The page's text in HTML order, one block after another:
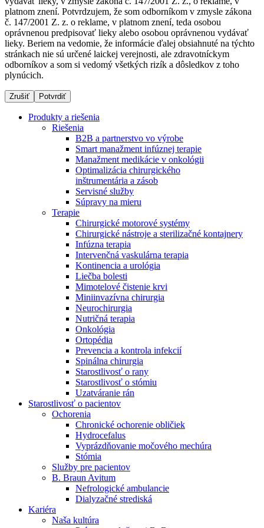
Produktový katalóg​
Objavte naše produkty. ​Navštívte produktový katalóg B.
Braun​ s našim kompletným produktovým portfóliom.​
Dialyzačné strediská
B. Braun Avitum poskytuje kvalitnú dialyzačnú starostlivosť
vo všetkých svojich strediskách na Slovensku. Viac
Nefrologické ambulancie
V nefrologických ambulanciách prevádzkujeme poradenstvo
a prípravu pacientov k jednotlivým metódam náhrady funkcie
obličiek. Zvoľte si mesto, ktoré potrebujete a navštívte nás.
Zostaňte v dialógu s B. Braun. Kontaktujte nás.
platnom znení. Potvrdzujem, že som odborníkom v zmysle zákona
č. 147/2001 Z. z. o reklame, v platnom znení, teda osobou
oprávnenou predpisovať lieky alebo osobou oprávnenou vydávať
lieky. Beriem na vedomie, že informácie ďalej obsiahnuté na týchto
stránkach nie sú určené laickej verejnosti, ale zdravotníckym
odborníkov a som si vedomý všetkých rizík a dôsledkov z toho
plynúcich.
Zrušiť Potvrdiť
Produkty a riešenia
Riešenia
B2B a partnerstvo vo výrobe
Smart manažment infúznej terapie
Manažment medikácie v onkológii
Optimalizácia chirurgického
inštrumentária a zásob
Servisné služby
Súpravy na mieru
Terapie
Chirurgické motorové systémy
Chirurgické nástroje a sterilizačné kontajnery
Infúzna terapia
Intervenčná vaskulárna terapia
Kontinencia a urológia
Liečba bolesti
Mimotelové čistenie krvi
Miniinvazívna chirurgia
Neurochirurgia
Nutričná terapia
Onkológia
Ortopédia
Prevencia a kontrola infekcií
Spinálna chirurgia
Starostlivosť o rany
Starostlivosť o stómiu
Uzatváranie rán
Starostlivosť o pacientov
Ochorenia
Chronické ochorenie obličiek
Hydrocefalus
Vyprázdňovanie močového mechúra
Stómia
Služby pre pacientov
B. Braun Avitum
Nefrologické ambulancie
Dialyzačné strediská
Kariéra
Naša kultúra